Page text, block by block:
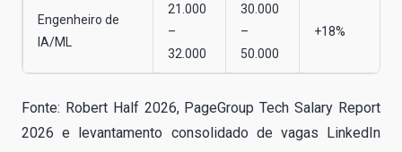
Engenheiro de
IA/ML
21.000
–
32.000
30.000
–
50.000
+18%
Fonte: Robert Half 2026, PageGroup Tech Salary Report
2026 e levantamento consolidado de vagas LinkedIn